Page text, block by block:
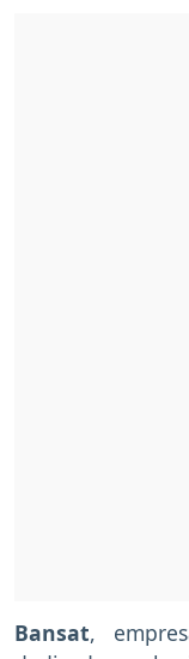
Bansat,